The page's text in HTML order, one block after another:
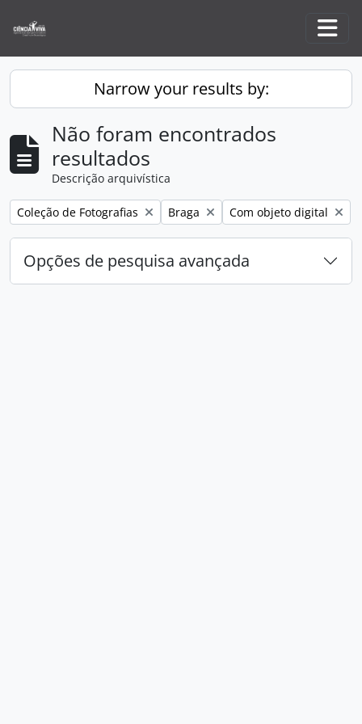
Narrow your results by:
Não foram encontrados
resultados
Descrição arquivística
Remove filter:
Coleção de Fotografias Remove filter:
Braga Remove filter:
Com objeto digital
Opções de pesquisa avançada